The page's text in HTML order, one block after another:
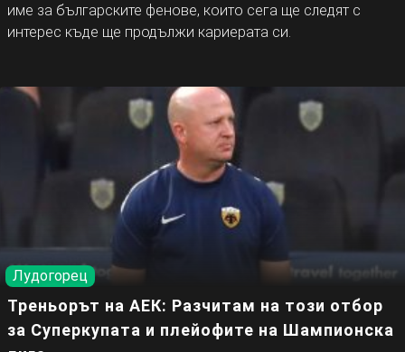
име за българските фенове, които сега ще следят с
интерес къде ще продължи кариерата си.
Лудогорец
Треньорът на АЕК: Разчитам на този отбор
за Суперкупата и плейофите на Шампионска